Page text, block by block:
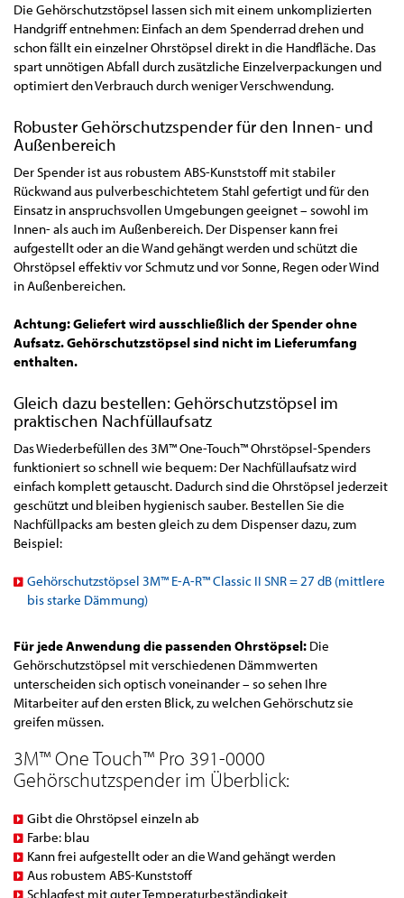
Die Gehörschutzstöpsel lassen sich mit einem unkomplizierten
Handgriff entnehmen: Einfach an dem Spenderrad drehen und
schon fällt ein einzelner Ohrstöpsel direkt in die Handfläche. Das
spart unnötigen Abfall durch zusätzliche Einzelverpackungen und
optimiert den Verbrauch durch weniger Verschwendung.
Robuster Gehörschutzspender für den Innen- und
Außenbereich
Der Spender ist aus robustem ABS-Kunststoff mit stabiler
Rückwand aus pulverbeschichtetem Stahl gefertigt und für den
Einsatz in anspruchsvollen Umgebungen geeignet – sowohl im
Innen- als auch im Außenbereich. Der Dispenser kann frei
aufgestellt oder an die Wand gehängt werden und schützt die
Ohrstöpsel effektiv vor Schmutz und vor Sonne, Regen oder Wind
in Außenbereichen.
Achtung: Geliefert wird ausschließlich der Spender ohne
Aufsatz. Gehörschutzstöpsel sind nicht im Lieferumfang
enthalten.
Gleich dazu bestellen: Gehörschutzstöpsel im
praktischen Nachfüllaufsatz
Das Wiederbefüllen des 3M™ One-Touch™ Ohrstöpsel-Spenders
funktioniert so schnell wie bequem: Der Nachfüllaufsatz wird
einfach komplett getauscht. Dadurch sind die Ohrstöpsel jederzeit
geschützt und bleiben hygienisch sauber. Bestellen Sie die
Nachfüllpacks am besten gleich zu dem Dispenser dazu, zum
Beispiel:
Gehörschutzstöpsel 3M™ E-A-R™ Classic II SNR = 27 dB (mittlere
bis starke Dämmung)
Für jede Anwendung die passenden Ohrstöpsel: Die
Gehörschutzstöpsel mit verschiedenen Dämmwerten
unterscheiden sich optisch voneinander – so sehen Ihre
Mitarbeiter auf den ersten Blick, zu welchen Gehörschutz sie
greifen müssen.
3M™ One Touch™ Pro 391-0000
Gehörschutzspender im Überblick:
Gibt die Ohrstöpsel einzeln ab
Farbe: blau
Kann frei aufgestellt oder an die Wand gehängt werden
Aus robustem ABS-Kunststoff
Schlagfest mit guter Temperaturbeständigkeit